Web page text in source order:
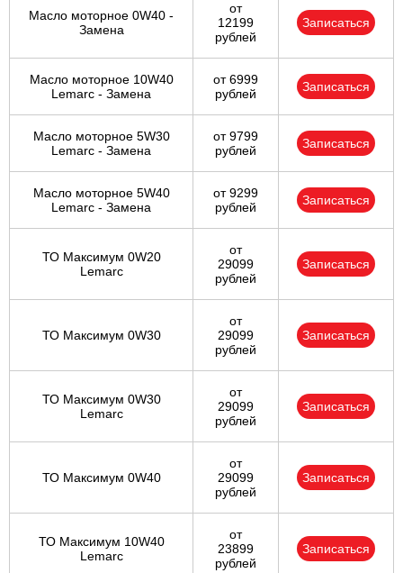
Масло моторное 0W40 -
Замена
от
12199
рублей
Записаться
Масло моторное 10W40
Lemarc - Замена
от 6999
рублей
Записаться
Масло моторное 5W30
Lemarc - Замена
от 9799
рублей
Записаться
Масло моторное 5W40
Lemarc - Замена
от 9299
рублей
Записаться
ТО Максимум 0W20
Lemarc
от
29099
рублей
Записаться
ТО Максимум 0W30
от
29099
рублей
Записаться
ТО Максимум 0W30
Lemarc
от
29099
рублей
Записаться
ТО Максимум 0W40
от
29099
рублей
Записаться
ТО Максимум 10W40
Lemarc
от
23899
рублей
Записаться